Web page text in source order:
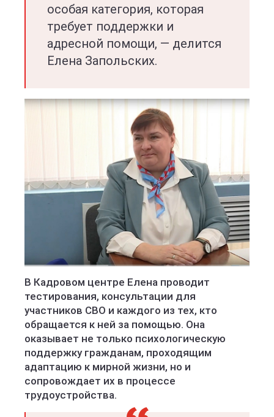
особая категория, которая
требует поддержки и
адресной помощи, — делится
Елена Запольских.
В Кадровом центре Елена проводит
тестирования, консультации для
участников СВО и каждого из тех, кто
обращается к ней за помощью. Она
оказывает не только психологическую
поддержку гражданам, проходящим
адаптацию к мирной жизни, но и
сопровождает их в процессе
трудоустройства.